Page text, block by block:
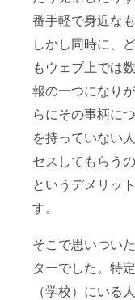
番手軽で身近なも
しかし同時に、
もウェブ上では
報の一つになり
らにその事柄に
を持っていない
セスしてもらう
というデメリッ
す。
そこで思いつい
ターでした。特
（学校）にいる